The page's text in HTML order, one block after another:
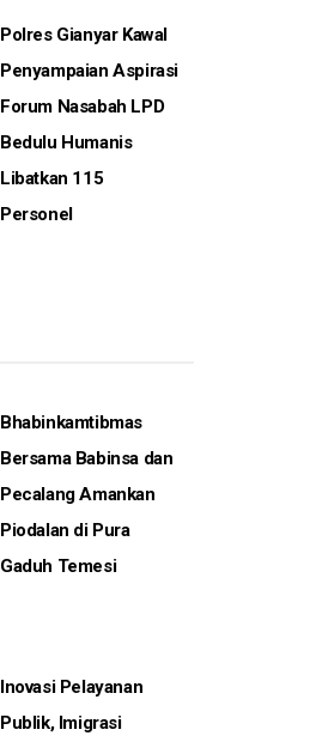
Polres Gianyar Kawal
Penyampaian Aspirasi
Forum Nasabah LPD
Bedulu Humanis
Libatkan 115
Personel
Bhabinkamtibmas
Bersama Babinsa dan
Pecalang Amankan
Piodalan di Pura
Gaduh Temesi
Inovasi Pelayanan
Publik, Imigrasi